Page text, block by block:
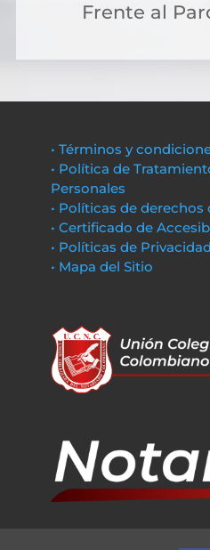
Frente al
• Términos y
• Política de
Personales
• Políticas de derechos
• Certificado de
• Políticas de
• Mapa del Sitio